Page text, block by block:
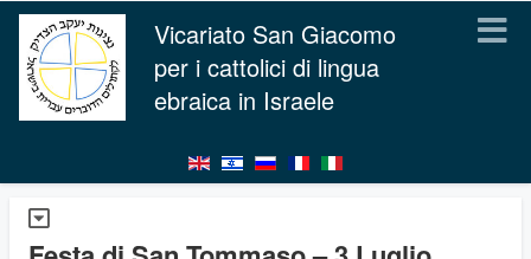
Vicariato San Giacomo
per i cattolici di lingua
ebraica in Israele